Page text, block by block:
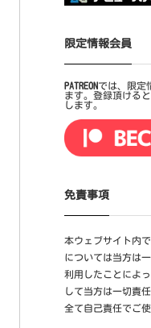
限定情報会員
PATREONでは、限定
ます。登録頂ける
します。
免責事項
本ウェブサイト内
については当方は
利用したことによ
して当方は一切責
全て自己責任でご使